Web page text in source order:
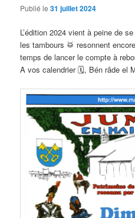
Publié le31 juillet 2024
L’édition 2024 vient à peine de
les tambours 🥁 resonnent
temps de lancer le compte à
A vos calendrier 🗓, Bén râde el